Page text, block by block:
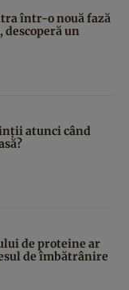
într-o nouă fază
descoperă un
atunci când
de proteine ar
de îmbătrânire